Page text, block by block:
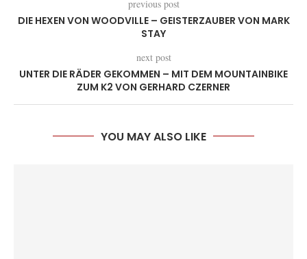
previous post
DIE HEXEN VON WOODVILLE – GEISTERZAUBER VON MARK
STAY
next post
UNTER DIE RÄDER GEKOMMEN – MIT DEM MOUNTAINBIKE
ZUM K2 VON GERHARD CZERNER
YOU MAY ALSO LIKE